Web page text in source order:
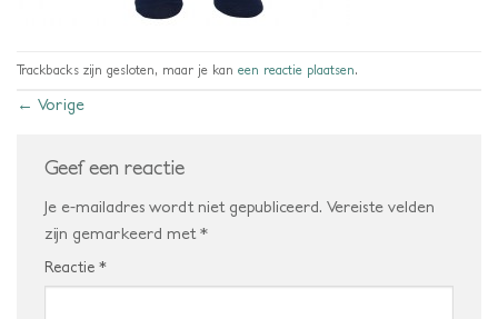
Trackbacks zijn gesloten, maar je kan een reactie plaatsen.
← Vorige
Geef een reactie
Je e-mailadres wordt niet gepubliceerd. Vereiste velden
zijn gemarkeerd met *
Reactie *